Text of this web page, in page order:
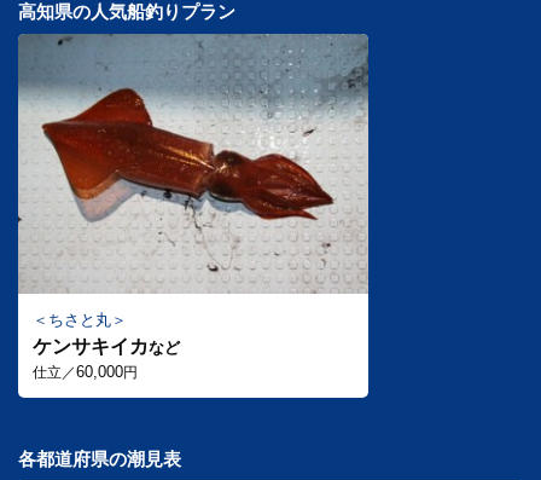
高知県の人気船釣りプラン
ちさと丸
ケンサキイカなど
仕立／60,000円
各都道府県の潮見表